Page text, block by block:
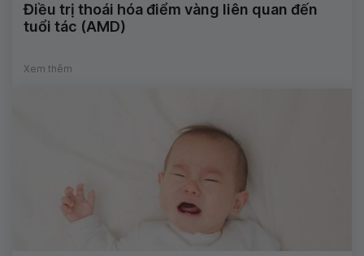
Điều trị thoái hóa điểm vàng liên quan đến
tuổi tác (AMD)
Xem thêm